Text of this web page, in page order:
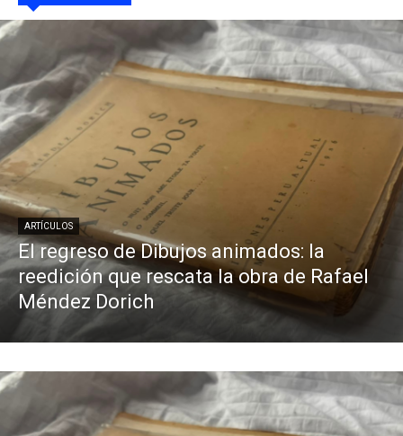
ARTÍCULOS
El regreso de Dibujos animados: la
reedición que rescata la obra de Rafael
Méndez Dorich